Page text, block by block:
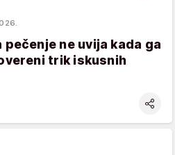
pečenje ne uvija kada ga
trik iskusnih